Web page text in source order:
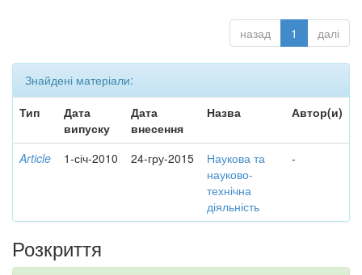
назад 1 далі
Знайдені матеріали:
Тип
Дата
випуску
Дата
внесення
Назва Автор(и)
Article 1-січ-2010 24-гру-2015
Наукова та
науково-
технічна
діяльність
-
Розкриття